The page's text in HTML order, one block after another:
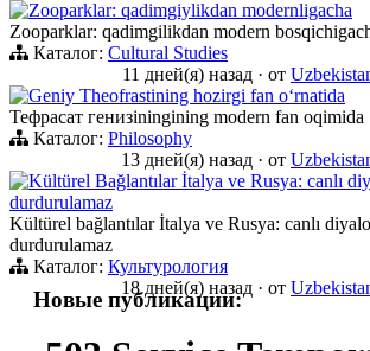
Zooparklar: qadimgiylikdan modernligacha
Zooparklar: qadimgilikdan modern
Каталог: Cultural Studies
11 дней(я) назад · от
Geniy Theofrastining hozirgi fan oʻrnatida
Тефрасат генизiningining modern fan oqimida
Каталог: Philosophy
13 дней(я) назад · от
Kültürel Bağlantılar İtalya ve Rusya: canlı
durdurulamaz
Kültürel bağlantılar İtalya ve Rusya: canlı
durdurulamaz
Каталог: Культурология
18 дней(я) назад · от
Новые публикации: